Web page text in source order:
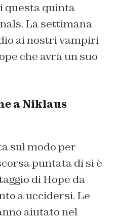
questa quinta
La settimana
ai nostri vampiri
che avrà un suo
a Niklaus
sul modo per
puntata di si è
di Hope da
a uccidersi. Le
aiutato nel